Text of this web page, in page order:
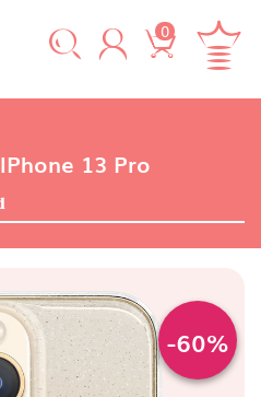
0
IPhone 13 Pro
-60%